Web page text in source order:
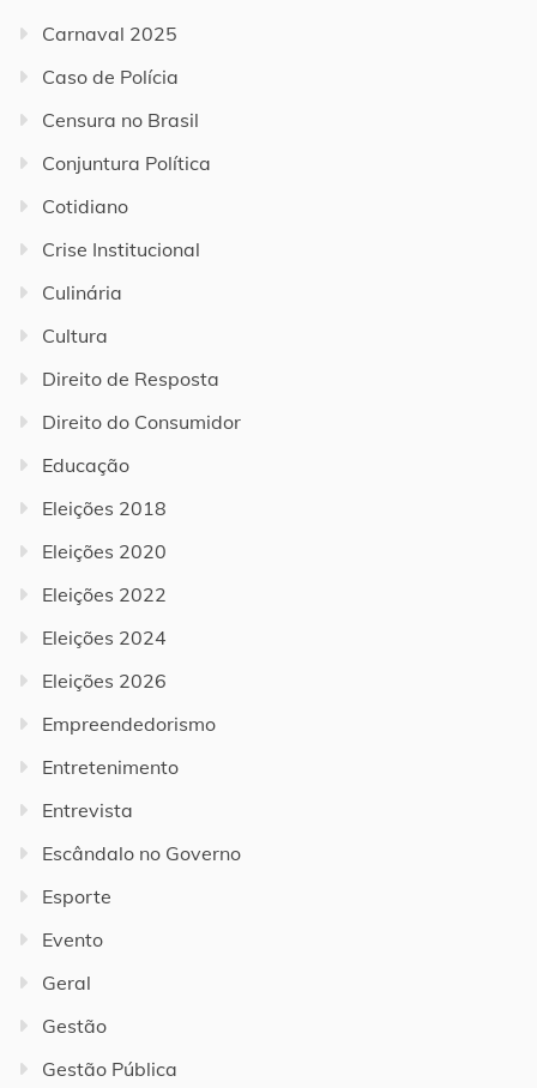
Carnaval 2025
Caso de Polícia
Censura no Brasil
Conjuntura Política
Cotidiano
Crise Institucional
Culinária
Cultura
Direito de Resposta
Direito do Consumidor
Educação
Eleições 2018
Eleições 2020
Eleições 2022
Eleições 2024
Eleições 2026
Empreendedorismo
Entretenimento
Entrevista
Escândalo no Governo
Esporte
Evento
Geral
Gestão
Gestão Pública